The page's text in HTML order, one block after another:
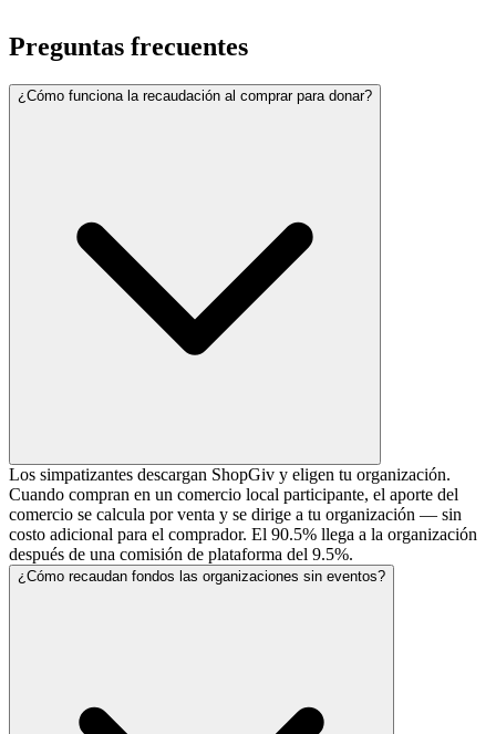
Preguntas frecuentes
¿Cómo funciona la recaudación al comprar para donar?
Los simpatizantes descargan ShopGiv y eligen tu organización.
Cuando compran en un comercio local participante, el aporte del
comercio se calcula por venta y se dirige a tu organización — sin
costo adicional para el comprador. El 90.5% llega a la organización
después de una comisión de plataforma del 9.5%.
¿Cómo recaudan fondos las organizaciones sin eventos?